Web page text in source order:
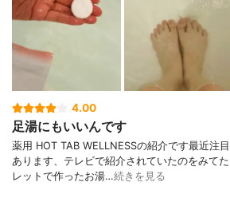
4.00
足湯にもいいんです
薬用 HOT TAB WELLNESSの紹介です最近注
あります、テレビで紹介されていたのをみて
レットで作ったお湯…続きを見る